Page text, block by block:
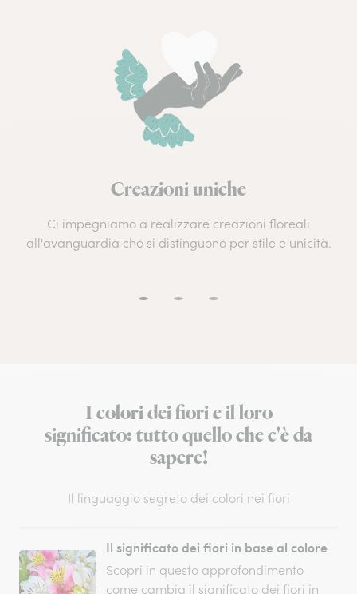
Creazioni uniche
Ci impegniamo a realizzare creazioni floreali
all'avanguardia che si distinguono per stile e unicità.
I colori dei fiori e il loro
significato: tutto quello che c'è da
sapere!
Il linguaggio segreto dei colori nei fiori
Il significato dei fiori in base al colore
Scopri in questo approfondimento
come cambia il significato dei fiori in